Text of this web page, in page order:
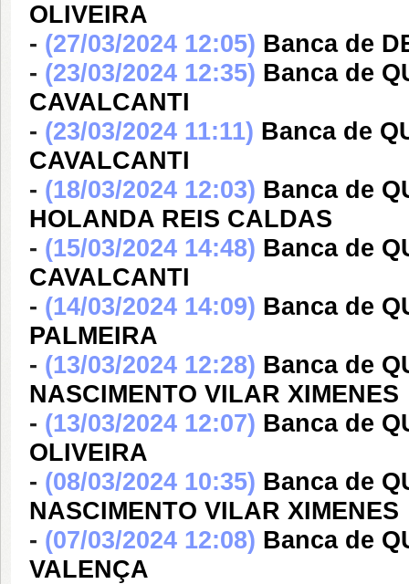
OLIVEIRA
- (27/03/2024 12:05) Banca de
- (23/03/2024 12:35) Banca de
CAVALCANTI
- (23/03/2024 11:11) Banca de
CAVALCANTI
- (18/03/2024 12:03) Banca de
HOLANDA REIS CALDAS
- (15/03/2024 14:48) Banca de
CAVALCANTI
- (14/03/2024 14:09) Banca de
PALMEIRA
- (13/03/2024 12:28) Banca de
NASCIMENTO VILAR XIMENES
- (13/03/2024 12:07) Banca de
OLIVEIRA
- (08/03/2024 10:35) Banca de
NASCIMENTO VILAR XIMENES
- (07/03/2024 12:08) Banca de
VALENÇA